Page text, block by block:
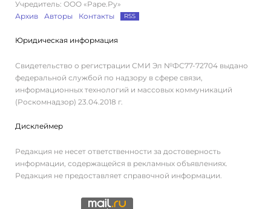
Учредитель: ООО «Раре.Ру»
Архив
Авторы Контакты RSS
Юридическая информация
Свидетельство о регистрации СМИ Эл №ФС77-72704 выдано
федеральной службой по надзору в сфере связи,
информационных технологий и массовых коммуникаций
(Роскомнадзор) 23.04.2018 г.
Дисклеймер
Редакция не несет ответственности за достоверность
информации, содержащейся в рекламных объявлениях.
Редакция не предоставляет справочной информации.